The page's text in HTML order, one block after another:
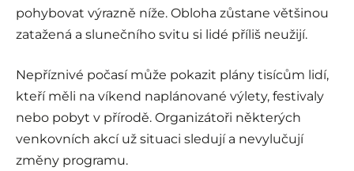
pohybovat výrazně níže. Obloha zůstane většinou
zatažená a slunečního svitu si lidé příliš neužijí.
Nepříznivé počasí může pokazit plány tisícům lidí,
kteří měli na víkend naplánované výlety, festivaly
nebo pobyt v přírodě. Organizátoři některých
venkovních akcí už situaci sledují a nevylučují
změny programu.